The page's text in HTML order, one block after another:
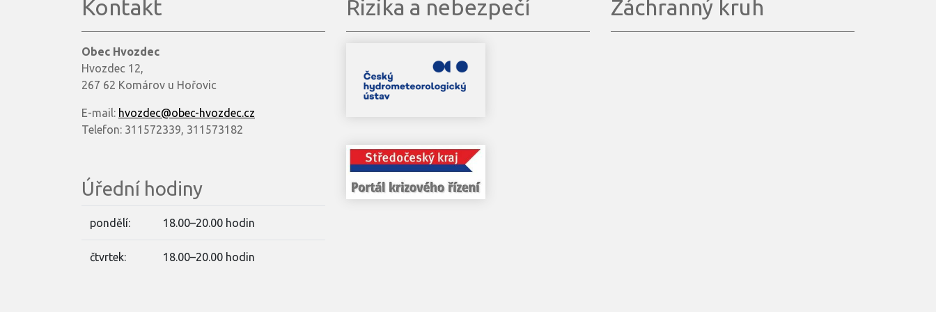
Kontakt
Obec Hvozdec
Hvozdec 12,
267 62 Komárov u Hořovic
E-mail: hvozdec@obec-hvozdec.cz
Telefon: 311572339, 311573182
Úřední hodiny
pondělí: 18.00–20.00 hodin
čtvrtek: 18.00–20.00 hodin
Rizika a nebezpečí Záchranný kruh